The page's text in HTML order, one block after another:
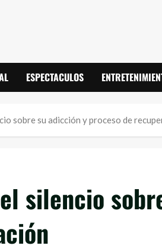
ESPECTACULOS
sobre su adicción y proceso de
silencio